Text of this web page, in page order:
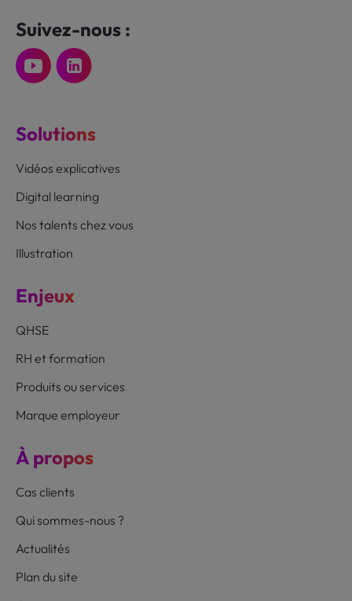
Suivez-nous :
Solutions
Vidéos explicatives
Digital learning
Nos talents chez vous
Illustration
Enjeux
QHSE
RH et formation
Produits ou services
Marque employeur
À propos
Cas clients
Qui sommes-nous ?
Actualités
Plan du site